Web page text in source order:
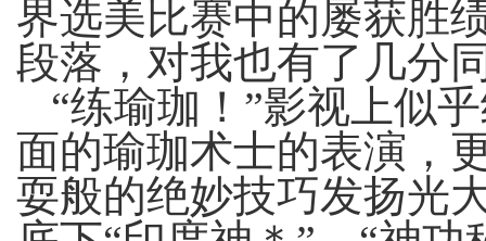
界选美比赛中的屡获胜
段落，对我也有了几分
“练瑜珈！”影视上似
面的瑜珈术士的表演，
耍般的绝妙技巧发扬光